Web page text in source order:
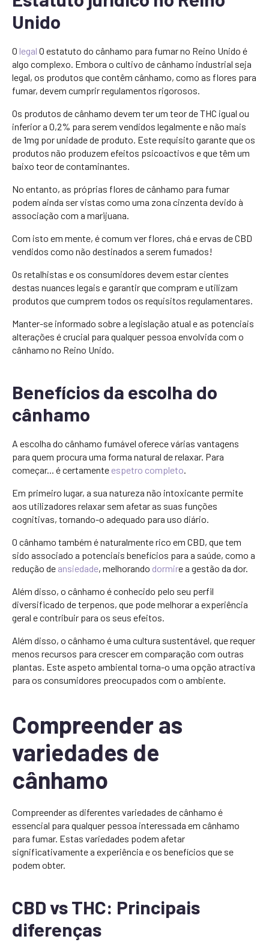
Unido
O legal O estatuto do cânhamo para fumar no Reino Unido é
algo complexo. Embora o cultivo de cânhamo industrial seja
legal, os produtos que contêm cânhamo, como as flores para
fumar, devem cumprir regulamentos rigorosos.
Os produtos de cânhamo devem ter um teor de THC igual ou
inferior a 0,2% para serem vendidos legalmente e não mais
de 1mg por unidade de produto. Este requisito garante que os
produtos não produzem efeitos psicoactivos e que têm um
baixo teor de contaminantes.
No entanto, as próprias flores de cânhamo para fumar
podem ainda ser vistas como uma zona cinzenta devido à
associação com a marijuana.
Com isto em mente, é comum ver flores, chá e ervas de CBD
vendidos como não destinados a serem fumados!
Os retalhistas e os consumidores devem estar cientes
destas nuances legais e garantir que compram e utilizam
produtos que cumprem todos os requisitos regulamentares.
Manter-se informado sobre a legislação atual e as potenciais
alterações é crucial para qualquer pessoa envolvida com o
cânhamo no Reino Unido.
Benefícios da escolha do
cânhamo
A escolha do cânhamo fumável oferece várias vantagens
para quem procura uma forma natural de relaxar. Para
começar... é certamente espetro completo.
Em primeiro lugar, a sua natureza não intoxicante permite
aos utilizadores relaxar sem afetar as suas funções
cognitivas, tornando-o adequado para uso diário.
O cânhamo também é naturalmente rico em CBD, que tem
sido associado a potenciais benefícios para a saúde, como a
redução de ansiedade, melhorando dormire a gestão da dor.
Além disso, o cânhamo é conhecido pelo seu perfil
diversificado de terpenos, que pode melhorar a experiência
geral e contribuir para os seus efeitos.
Além disso, o cânhamo é uma cultura sustentável, que requer
menos recursos para crescer em comparação com outras
plantas. Este aspeto ambiental torna-o uma opção atractiva
para os consumidores preocupados com o ambiente.
Compreender as
variedades de
cânhamo
Compreender as diferentes variedades de cânhamo é
essencial para qualquer pessoa interessada em cânhamo
para fumar. Estas variedades podem afetar
significativamente a experiência e os benefícios que se
podem obter.
CBD vs THC: Principais
diferenças